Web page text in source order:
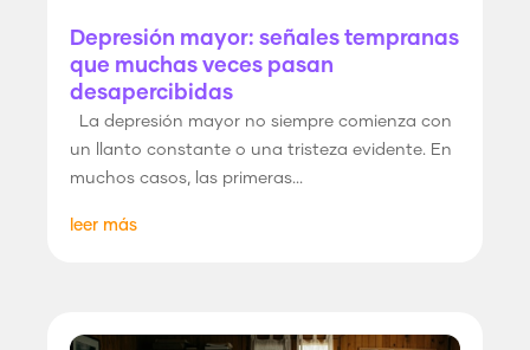
Depresión mayor: señales tempranas
que muchas veces pasan
desapercibidas
La depresión mayor no siempre comienza con
un llanto constante o una tristeza evidente. En
muchos casos, las primeras...
leer más